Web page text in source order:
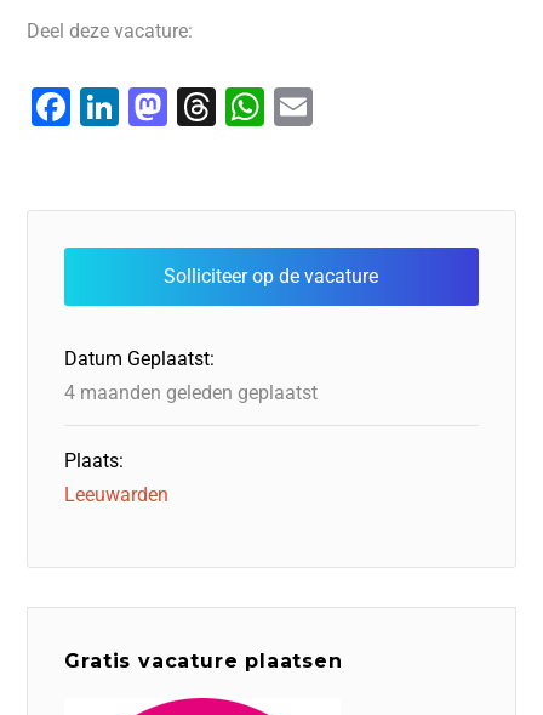
Deel deze vacature:
F
e
b
o
o
k
Li
e
dI
n
M
o
d
o
n
T
a
d
s
W
s
A
p
l
Datum Geplaatst:
4 maanden geleden geplaatst
Plaats:
Leeuwarden
Gratis vacature plaatsen